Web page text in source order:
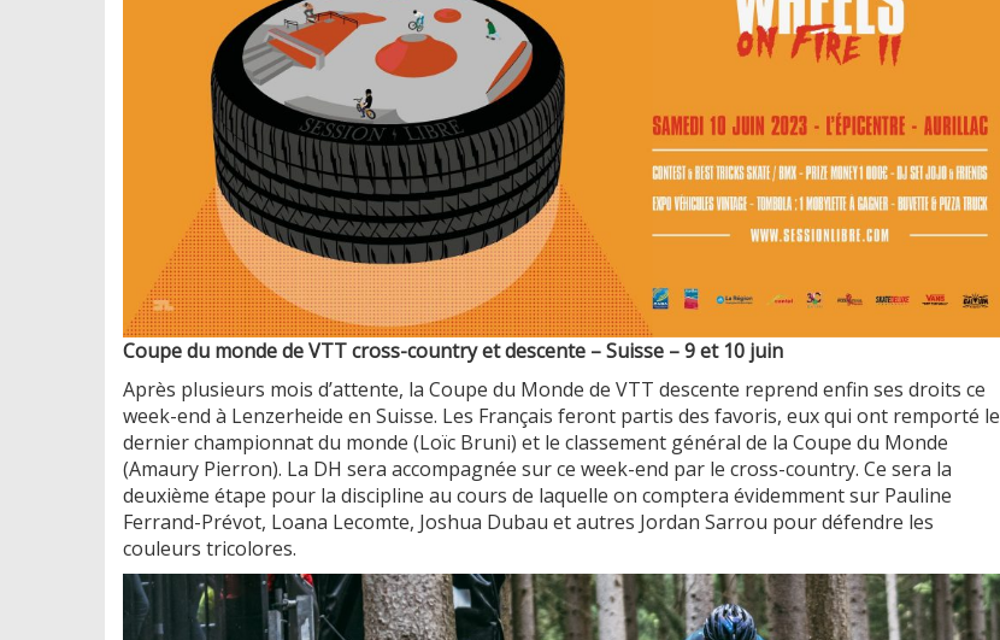
Coupe du monde de VTT cross-country et descente – Suisse – 9 et 10 juin
Après plusieurs mois d’attente, la Coupe du Monde de VTT descente reprend enfin ses droits ce
week-end à Lenzerheide en Suisse. Les Français feront partis des favoris, eux qui ont remporté le
dernier championnat du monde (Loïc Bruni) et le classement général de la Coupe du Monde
(Amaury Pierron). La DH sera accompagnée sur ce week-end par le cross-country. Ce sera la
deuxième étape pour la discipline au cours de laquelle on comptera évidemment sur Pauline
Ferrand-Prévot, Loana Lecomte, Joshua Dubau et autres Jordan Sarrou pour défendre les
couleurs tricolores.